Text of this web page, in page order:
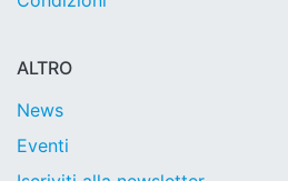
ALTRO
News
Eventi